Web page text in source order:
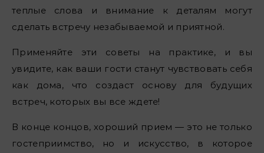
теплые слова и внимание к деталям могут
сделать встречу незабываемой и приятной.
Применяйте эти советы на практике, и вы
увидите, как ваши гости станут чувствовать себя
как дома, что создаст основу для будущих
встреч, которых вы все ждете!
В конце концов, хороший прием — это не только
гостеприимство, но и искусство, в которое